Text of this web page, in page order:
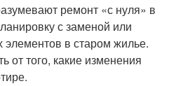
ремонт «с нуля» в
с заменой или
в старом жилье.
от того, какие изменения